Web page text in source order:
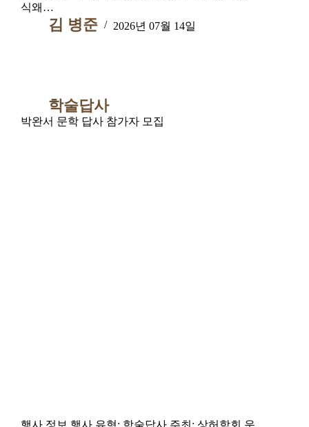
식왜…
김 병준 2026년 07월 14일
학술답사
박완서 문학 답사 참가자 모집
행사 정보 행사 유형: 학술답사 주최: 상허학회 운